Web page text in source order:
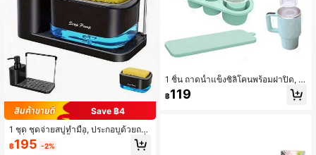
Save ฿4
1 ชุด ชุดจ่ายสบู่ทำมือ, ประกอบด้วยถา
ด, ที่จ่ายสบู่สองชั้น, ที่วางฟองน้ำและที่
คว่ำจาน, ที่จัดเก็บ 5-in-1, อุปกรณ์ครัว
฿195 -2%
1 ชิ้น ถาดน้ำแข็งซิลิโคนพร้อมฝาปิด, ค
วามจุ 20 ออนซ์, ปล่อยง่าย, เหมาะสำห
รับแช่แข็งค็อกเทล, วิสกี้, เครื่องดื่ม, กา
฿119